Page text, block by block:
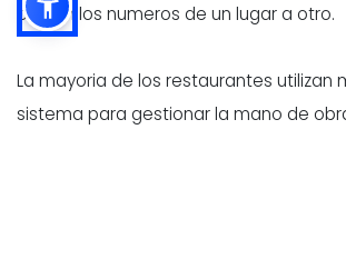
copien los numeros de un lugar a otro.
La mayoria de los restaurantes utilizan
sistema para gestionar la mano de